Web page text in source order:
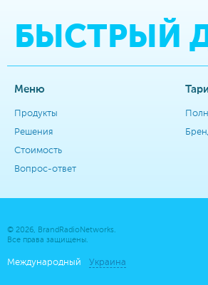
БЫСТРЫЙ
Меню
Продукты
Решения
Стоимость
Вопрос-ответ
© 2026, BrandRadioNetworks.
Все права защищены.
Международный Украина